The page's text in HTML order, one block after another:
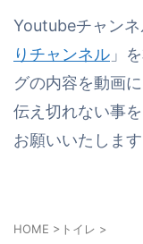
Youtubeチャンネ
りチャンネル 」
グの内容を動画
伝え切れない事
お願いいたします
HOME > トイレ >